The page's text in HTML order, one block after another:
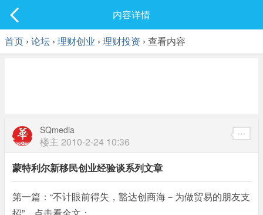
最新发表
内容详情
首页 › 论坛 › 理财创业 › 理财投资 › 查看内容
SQmedia
楼主 2010-2-24 10:36
蒙特利尔新移民创业经验谈系列文章
第一篇：“不计眼前得失，豁达创商海－为做贸易的朋友支